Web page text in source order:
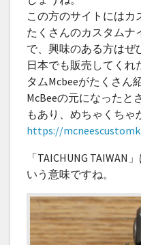
この方のサイトにはカ
たくさんのカスタムナ
で、興味のある方はぜ
日本でも販売してくれ
タムMcbeeがたくさん
McBeeの元になったと
もあり、めちゃくちゃ
https://
「TAICHUNG
いう意味ですね。